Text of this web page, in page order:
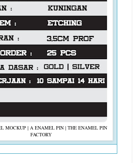
MOCKUP | A ENAMEL PIN | THE ENAMEL PIN
FACTORY